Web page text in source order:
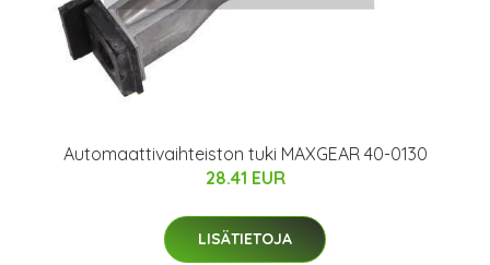
Automaattivaihteiston tuki MAXGEAR 40-0130
28.41 EUR
LISÄTIETOJA